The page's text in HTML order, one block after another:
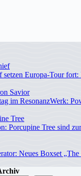
setzen Europa-Tour
im ResonanzWerk:
Porcupine Tree sind
Neues Boxset „The